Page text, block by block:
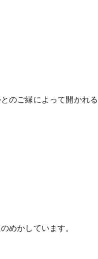
のご縁によって開かれる
めかしています。